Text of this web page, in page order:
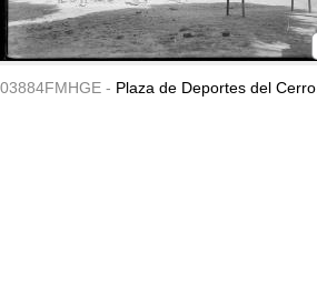
03884FMHGE - Plaza de Deportes del Cerro.